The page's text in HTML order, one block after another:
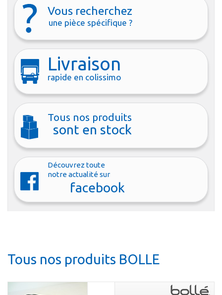
Vous recherchez
une pièce spécifique ?
Livraison
rapide en colissimo
Tous nos produits
sont en stock
Découvrez toute
notre actualité sur
facebook
Tous nos produits BOLLE